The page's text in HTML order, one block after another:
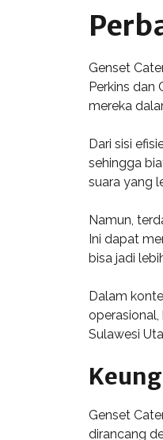
Genset
Perkins dan
mereka
Dari sisi
sehingga
suara yang
Namun,
Ini dapat
bisa jadi
Dalam
Sulawesi
Genset
dirancang